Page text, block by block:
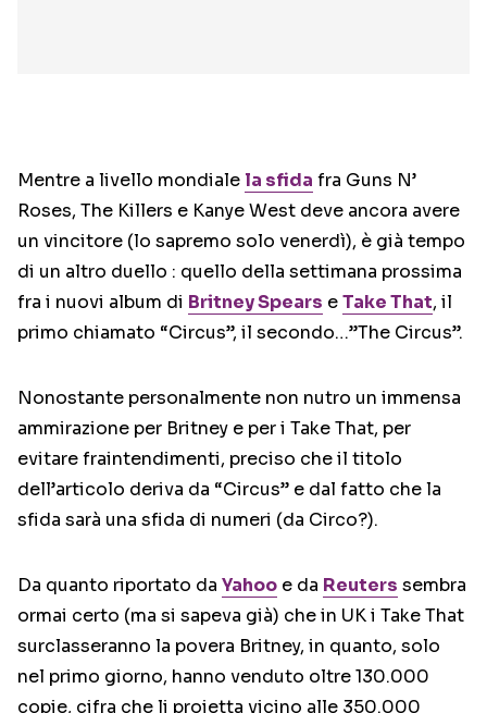
Mentre a livello mondiale la sfida fra Guns N’
Roses, The Killers e Kanye West deve ancora avere
un vincitore (lo sapremo solo venerdì), è già tempo
di un altro duello : quello della settimana prossima
fra i nuovi album di Britney Spears eTake That, il
primo chiamato “Circus”, il secondo…”The Circus”.
Nonostante personalmente non nutro un immensa
ammirazione per Britney e per i Take That, per
evitare fraintendimenti, preciso che il titolo
dell’articolo deriva da “Circus” e dal fatto che la
sfida sarà una sfida di numeri (da Circo?).
Da quanto riportato da Yahoo e da Reuters sembra
ormai certo (ma si sapeva già) che in UK i Take That
surclasseranno la povera Britney, in quanto, solo
nel primo giorno, hanno venduto oltre 130.000
copie, cifra che li proietta vicino alle 350.000